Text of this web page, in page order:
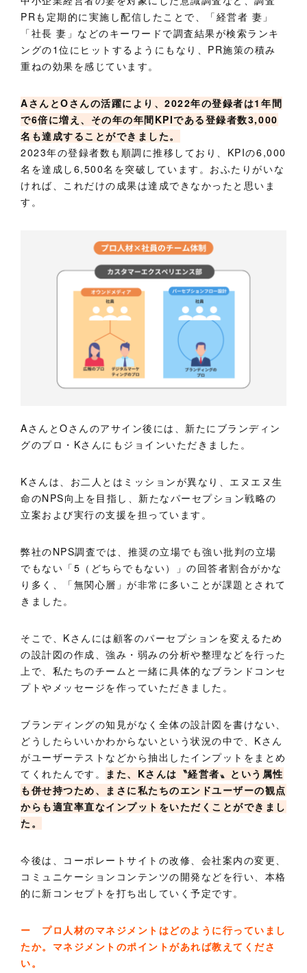
PRも定期的に実施し配信したことで、「経営者 妻」
「社長 妻」などのキーワードで調査結果が検索ランキ
ングの1位にヒットするようにもなり、PR施策の積み
重ねの効果を感じています。
AさんとOさんの活躍により、2022年の登録者は1年間
で6倍に増え、その年の年間KPIである登録者数3,000
名も達成することができました。
2023年の登録者数も順調に推移しており、KPIの6,000
名を達成し6,500名を突破しています。おふたりがいな
ければ、これだけの成果は達成できなかったと思いま
す。
AさんとOさんのアサイン後には、新たにブランディン
グのプロ・Kさんにもジョインいただきました。
Kさんは、お二人とはミッションが異なり、エヌエヌ生
命のNPS向上を目指し、新たなパーセプション戦略の
立案および実行の支援を担っています。
弊社のNPS調査では、推奨の立場でも強い批判の立場
でもない「5（どちらでもない）」の回答者割合がかな
り多く、「無関心層」が非常に多いことが課題とされて
きました。
そこで、Kさんには顧客のパーセプションを変えるため
の設計図の作成、強み・弱みの分析や整理などを行った
上で、私たちのチームと一緒に具体的なブランドコンセ
プトやメッセージを作っていただきました。
ブランディングの知見がなく全体の設計図を書けない、
どうしたらいいかわからないという状況の中で、Kさん
がユーザーテストなどから抽出したインプットをまとめ
てくれたんです。 また、Kさんは〝経営者〟という属性
も併せ持つため、まさに私たちのエンドユーザーの観点
からも適宜率直なインプットをいただくことができまし
た。
今後は、コーポレートサイトの改修、会社案内の変更、
コミュニケーションコンテンツの開発などを行い、本格
的に新コンセプトを打ち出していく予定です。
ー プロ人材のマネジメントはどのように行っていまし
たか。マネジメントのポイントがあれば教えてくださ
い。